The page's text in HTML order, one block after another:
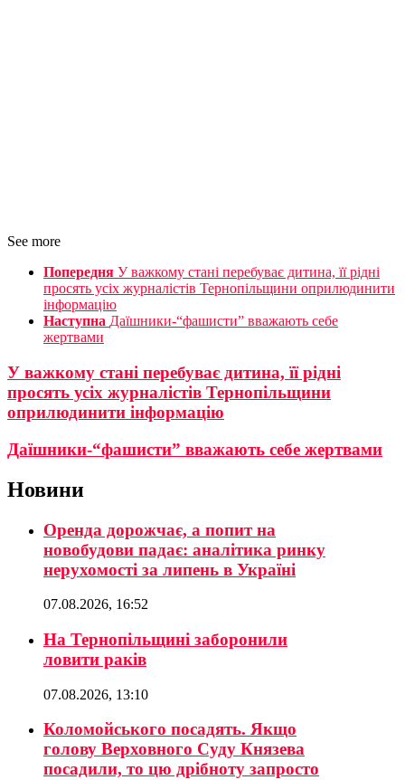
See more
Попередня У важкому стані перебуває дитина, її рідні
просять усіх журналістів Тернопільщини оприлюдинити
інформацію
Наступна Даїшники-“фашисти” вважають себе
жертвами
У важкому стані перебуває дитина, її рідні
просять усіх журналістів Тернопільщини
оприлюдинити інформацію
Даїшники-“фашисти” вважають себе жертвами
Новини
Оренда дорожчає, а попит на
новобудови падає: аналітика ринку
нерухомості за липень в Україні
07.08.2026, 16:52
На Тернопільщині заборонили
ловити раків
07.08.2026, 13:10
Коломойського посадять. Якщо
голову Верховного Суду Князева
посадили, то цю дрібноту запросто